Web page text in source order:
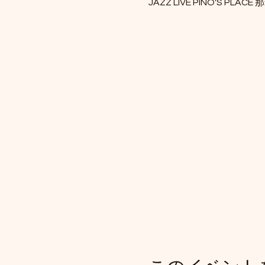
JAZZ LIVE PINO'S PLACE